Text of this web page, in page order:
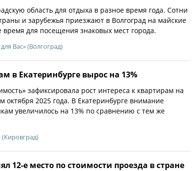
область для отдыха в разное время года. Сотни
и зарубежья приезжают в Волгоград на майские
время для посещения знаковых мест города.
Вас» (Волгоград)
в Екатеринбурге вырос на 13%
зафиксировала рост интереса к квартирам на
октября 2025 года. В Екатеринбурге внимание
увеличилось на 13% по сравнению с тем же
(Кировград)
12-е место по стоимости проезда в стране